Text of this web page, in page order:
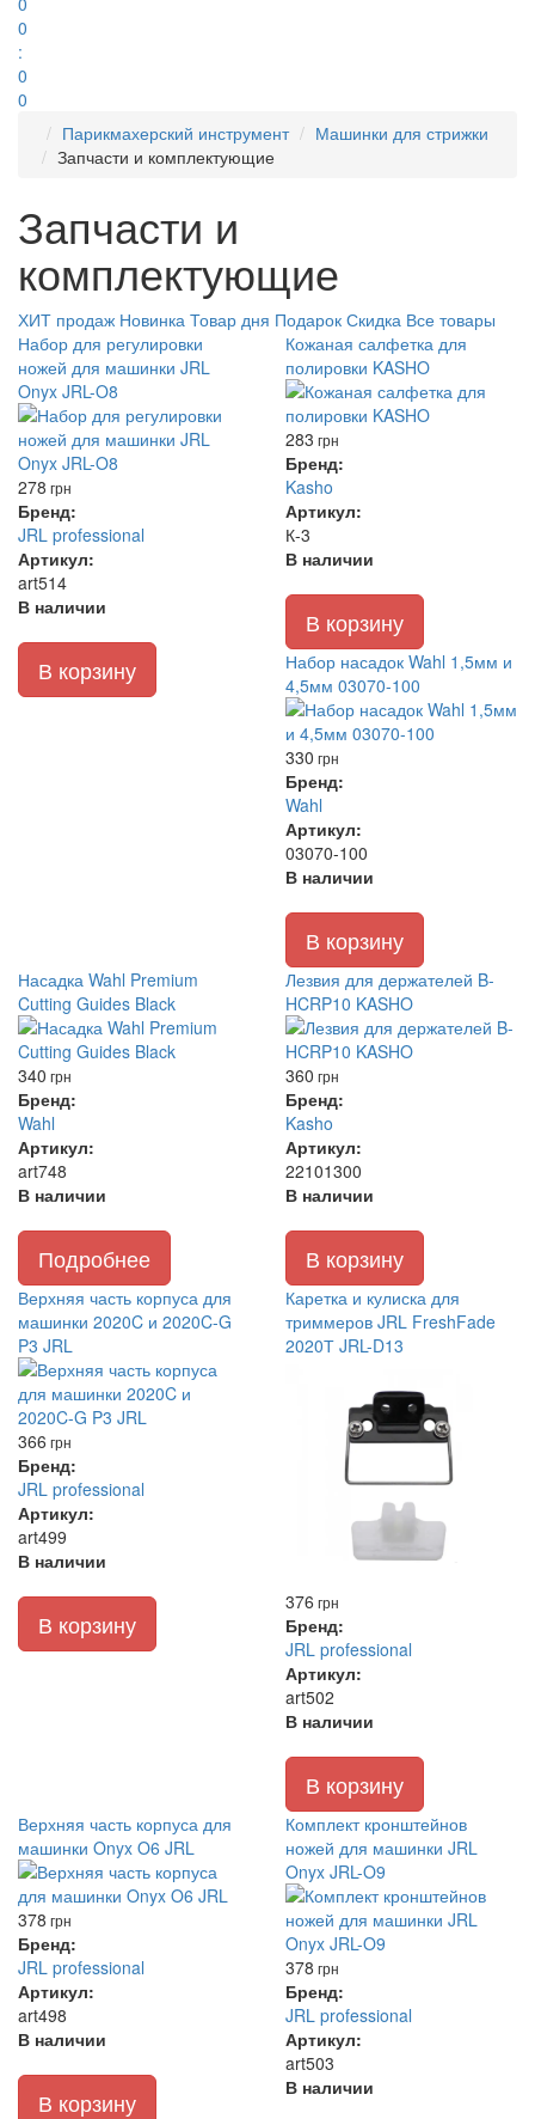
0
:
0
0
Парикмахерский инструмент
Машинки для стрижки
Запчасти и комплектующие
Запчасти и
комплектующие
ХИТ продаж Новинка Товар дня Подарок Скидка Все товары
Набор для регулировки
ножей для машинки JRL
Onyx JRL-O8
278 грн
Бренд:
JRL professional
Артикул:
art514
В наличии
В корзину
Кожаная салфетка для
полировки KASHO
283 грн
Бренд:
Kasho
Артикул:
К-3
В наличии
В корзину
Набор насадок Wahl 1,5мм и
4,5мм 03070-100
330 грн
Бренд:
Wahl
Артикул:
03070-100
В наличии
В корзину
Насадка Wahl Premium
Cutting Guides Black
340 грн
Бренд:
Wahl
Артикул:
art748
В наличии
Подробнее
Лезвия для держателей B-
HCRP10 KASHO
360 грн
Бренд:
Kasho
Артикул:
22101300
В наличии
В корзину
Верхняя часть корпуса для
машинки 2020C и 2020C-G
P3 JRL
366 грн
Бренд:
JRL professional
Артикул:
art499
В наличии
В корзину
Каретка и кулиска для
триммеров JRL FreshFade
2020Т JRL-D13
376 грн
Бренд:
JRL professional
Артикул:
art502
В наличии
В корзину
Верхняя часть корпуса для
машинки Onyx O6 JRL
378 грн
Бренд:
JRL professional
Артикул:
art498
В наличии
В корзину
Комплект кронштейнов
ножей для машинки JRL
Onyx JRL-O9
378 грн
Бренд:
JRL professional
Артикул:
art503
В наличии